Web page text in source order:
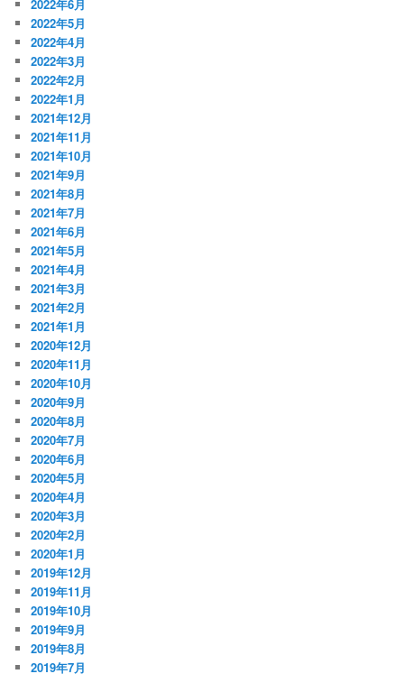
2022年6月
2022年5月
2022年4月
2022年3月
2022年2月
2022年1月
2021年12月
2021年11月
2021年10月
2021年9月
2021年8月
2021年7月
2021年6月
2021年5月
2021年4月
2021年3月
2021年2月
2021年1月
2020年12月
2020年11月
2020年10月
2020年9月
2020年8月
2020年7月
2020年6月
2020年5月
2020年4月
2020年3月
2020年2月
2020年1月
2019年12月
2019年11月
2019年10月
2019年9月
2019年8月
2019年7月